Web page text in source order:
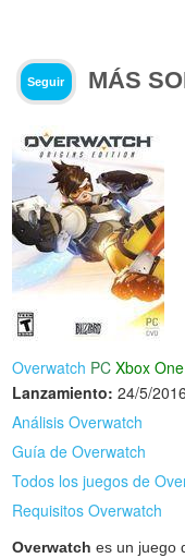
Seguir MÁS
Overwatch PC Xbox One
Lanzamiento: 24/5/2016
Análisis Overwatch
Guía de Overwatch
Todos los juegos de
Requisitos Overwatch
Overwatch es un juego